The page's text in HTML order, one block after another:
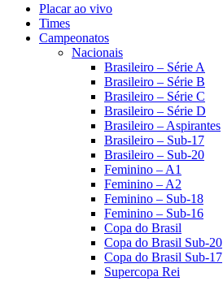
Placar ao vivo
Times
Campeonatos
Nacionais
Brasileiro – Série A
Brasileiro – Série B
Brasileiro – Série C
Brasileiro – Série D
Brasileiro – Aspirantes
Brasileiro – Sub-17
Brasileiro – Sub-20
Feminino – A1
Feminino – A2
Feminino – Sub-18
Feminino – Sub-16
Copa do Brasil
Copa do Brasil Sub-20
Copa do Brasil Sub-17
Supercopa Rei